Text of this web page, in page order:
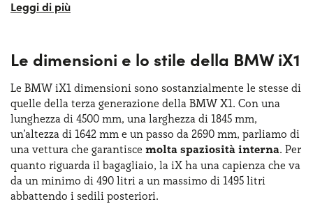
Si tratta di un modello che si rivolge a un pubblico urbano
iX1 è pensata per chi cerca una vettura versatile, efficiente
In sintesi, la BMW iX1 è sicuramente un nuovo standard
di mobilità elettrica all’interno del segmento deiSUV
compatti premium. Grazie alla formula BMW iX1
noleggio lungo termine sarà quindi possibile per tutti
mettersi alla guida di un’auto dal design elegante e
raffinato, ricco di tecnologie all’avanguardia e garanzia di
prestazioni di alto livello. Per caratteristiche, si tratta del
modello perfetto per chi vuole un’auto sostenibile senza
Le dimensioni e lo stile della BMW iX1
Le BMW iX1 dimensioni sono sostanzialmente le stesse di
quelle della terza generazione della BMW X1. Con una
lunghezza di 4500 mm, una larghezza di 1845 mm,
un’altezza di 1642 mm e un passo da 2690 mm, parliamo di
una vettura che garantisce molta spaziosità interna. Per
quanto riguarda il bagagliaio, la iX ha una capienza che va
da un minimo di 490 litri a un massimo di 1495 litri
abbattendo i sedili posteriori.